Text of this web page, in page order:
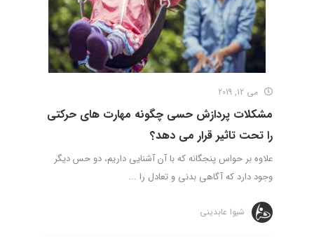
می 12, 2019
مشکلات پردازش حسی چگونه مهارت های حرکتی
را تحت تاثیر قرار می دهد؟
علاوه بر حواس پنجگانه که با آن آشنایی داریم، دو حس دیگر
وجود دارد که آگاهی بدنی و تعادل را ...
شیوا عابدینی